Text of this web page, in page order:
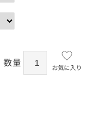
数量 お気に入り